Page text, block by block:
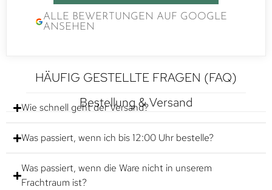
ALLE BEWERTUNGEN AUF GOOGLE
ANSEHEN
HÄUFIG GESTELLTE FRAGEN (FAQ)
Bestellung & Versand
Wie schnell geht der Versand?
Was passiert, wenn ich bis 12:00 Uhr bestelle?
Was passiert, wenn die Ware nicht in unserem
Frachtraum ist?